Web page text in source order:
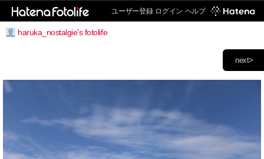
ユーザー登録 ログイン ヘルプ
haruka_nostalgie's fotolife
next>